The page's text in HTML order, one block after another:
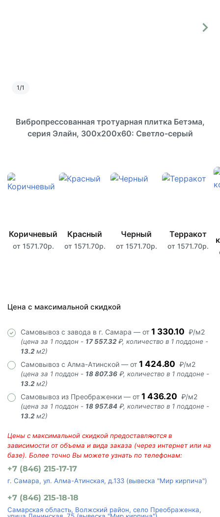
1/1
Вибропрессованная тротуарная плитка Бетэма,
серия Элайн, 300х200х60: Светло-серый
Коричневый
от 1571.70р.
Красный
от 1571.70р.
Черный
от 1571.70р.
Терракот
от 1571.70р.
Цена с максимальной скидкой
Самовывоз с завода в г. Самара — от 1 330.10 ₽/м2
(цена за 1 поддон - 17 557.32 ₽, количество в 1 поддоне -
13.2 м2)
Самовывоз с Алма-Атинской — от 1 424.80 ₽/м2
(цена за 1 поддон - 18 807.36 ₽, количество в 1 поддоне -
13.2 м2)
Самовывоз из Преображенки — от 1 436.20 ₽/м2
(цена за 1 поддон - 18 957.84 ₽, количество в 1 поддоне -
13.2 м2)
Цены с максимальной скидкой предоставляются в
зависимости от объема и вида заказа (через интернет или на
базе). Более точно Вы можете узнать по телефонам:
+7 (846) 215-17-17
г. Самара, ул. Алма-Атинская, д.133 (вывеска "Мир кирпича")
+7 (846) 215-18-18
Самарская область, Волжский район, село Преображенка,